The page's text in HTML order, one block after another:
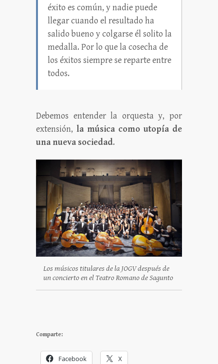
éxito es común, y nadie puede
llegar cuando el resultado ha
salido bueno y colgarse él solito la
medalla. Por lo que la cosecha de
los éxitos siempre se reparte entre
todos.
Debemos entender la orquesta y, por
extensión, la música como utopía de
una nueva sociedad.
Los músicos titulares de la JOGV después de
un concierto en el Teatro Romano de Sagunto
Comparte:
Facebook X